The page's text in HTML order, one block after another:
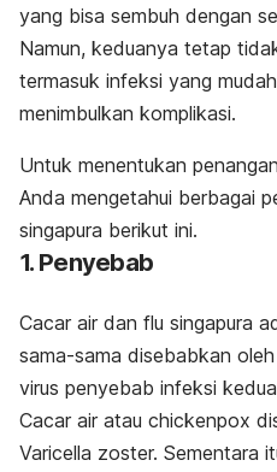
yang bisa sembuh dengan
Namun, keduanya tetap
termasuk infeksi yang
menimbulkan komplikasi.
Untuk menentukan
Anda mengetahui berbagai
singapura berikut ini.
1. Penyebab
Cacar air dan flu singapura
sama-sama disebabkan
virus penyebab infeksi
Cacar air atau chickenpox
Varicella zoster. Sementara